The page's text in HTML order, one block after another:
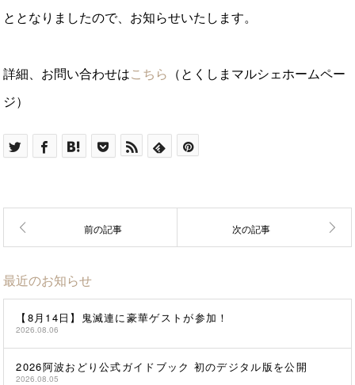
ととなりましたので、お知らせいたします。
詳細、お問い合わせはこちら （とくしまマルシェホームペー
ジ）
最近のお知らせ
【8月14日】鬼滅連に豪華ゲストが参加！
2026.08.06
2026阿波おどり公式ガイドブック 初のデジタル版を公開
2026.08.05